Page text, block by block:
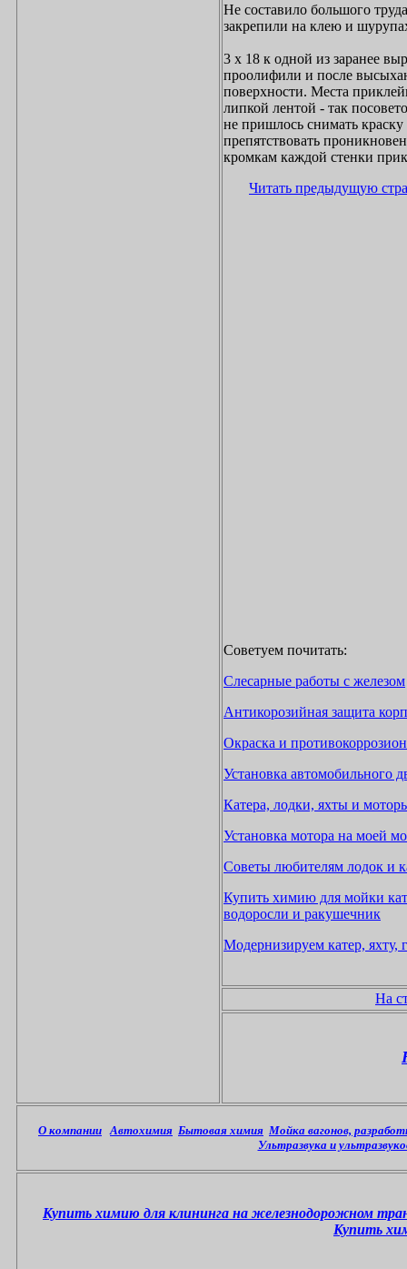
Не составило большого
закрепили на клею и
3 х 18 к одной из заранее
проолифили и после
поверхности. Места
липкой лентой - так
не пришлось снимать
препятствовать
кромкам каждой стенки
Читать предыдущую
Советуем почитать:
Слесарные работы с железом
Антикорозийная защита
Окраска и
Установка автомобильного
Катера, лодки, яхты и
Установка мотора на моей
Советы любителям лодок и
Купить химию для мойки
водоросли и ракушечник
Модернизируем катер, яхту,
На
О компании Автохимия Бытовая химия Мойка вагонов,
Ультразвука и
Купить химию для клининга на железнодорожном
Купить